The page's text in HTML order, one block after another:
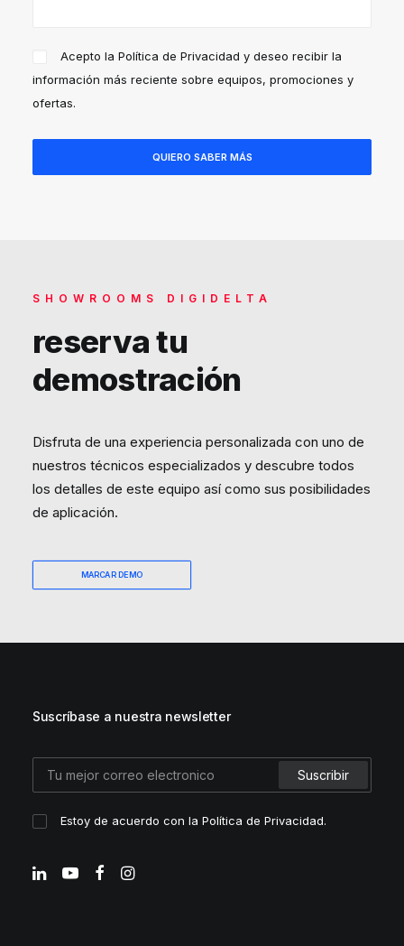
Acepto laPolítica de Privacidad y deseo recibir la
información más reciente sobre equipos, promociones y
ofertas.
SHOWROOMS DIGIDELTA
reserva tu
demostración
Disfruta de una experiencia personalizada con uno de
nuestros técnicos especializados y descubre todos
los detalles de este equipo así como sus posibilidades
de aplicación.
MARCAR DEMO
Suscríbase a nuestra newsletter
Estoy de acuerdo con laPolítica de Privacidad.